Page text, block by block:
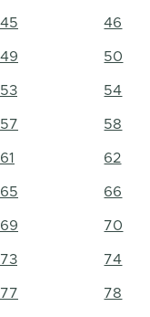
45 46
49 50
53 54
57 58
61 62
65 66
69 70
73 74
77 78